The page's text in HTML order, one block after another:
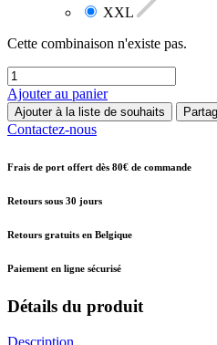
XXL
Cette combinaison n'existe pas.
Ajouter au panier
Ajouter à la liste de souhaits
Contactez-nous
Frais de port offert dès 80€ de commande
Retours sous 30 jours
Retours gratuits en Belgique
Paiement en ligne sécurisé
Détails du produit
Description